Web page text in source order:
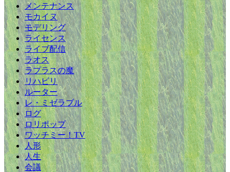
メンテナンス
モカイヌ
モデリング
ライセンス
ライブ配信
ラオス
ラプラスの魔
リハビリ
ルーター
レ・ミゼラブル
ログ
ロリポップ
ワッチミー！TV
人形
人生
会議